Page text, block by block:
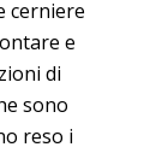
cerniere
e
di
sono
reso i